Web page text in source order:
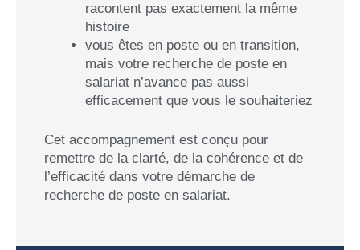
racontent pas exactement la même
histoire
vous êtes en poste ou en transition,
mais votre recherche de poste en
salariat n’avance pas aussi
efficacement que vous le souhaiteriez
Cet accompagnement est conçu pour
remettre de la clarté, de la cohérence et de
l’efficacité dans votre démarche de
recherche de poste en salariat.